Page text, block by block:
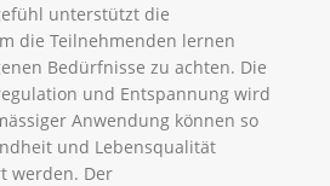
unterstützt die
die Teilnehmenden lernen
Bedürfnisse zu achten. Die
und Entspannung wird
Anwendung können so
und Lebensqualität
werden. Der